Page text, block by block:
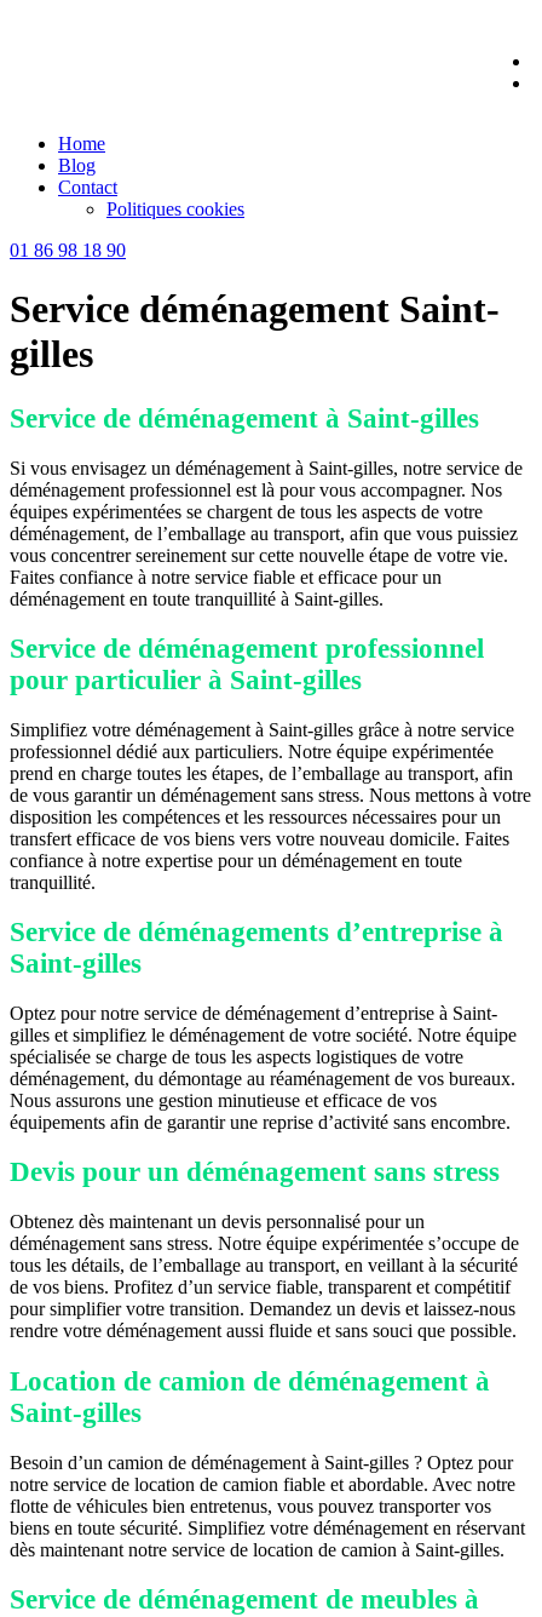
Home
Blog
Contact
Politiques cookies
01 86 98 18 90
Service déménagement Saint-
gilles
Service de déménagement à Saint-gilles
Si vous envisagez un déménagement à Saint-gilles, notre service de
déménagement professionnel est là pour vous accompagner. Nos
équipes expérimentées se chargent de tous les aspects de votre
déménagement, de l’emballage au transport, afin que vous puissiez
vous concentrer sereinement sur cette nouvelle étape de votre vie.
Faites confiance à notre service fiable et efficace pour un
déménagement en toute tranquillité à Saint-gilles.
Service de déménagement professionnel
pour particulier à Saint-gilles
Simplifiez votre déménagement à Saint-gilles grâce à notre service
professionnel dédié aux particuliers. Notre équipe expérimentée
prend en charge toutes les étapes, de l’emballage au transport, afin
de vous garantir un déménagement sans stress. Nous mettons à votre
disposition les compétences et les ressources nécessaires pour un
transfert efficace de vos biens vers votre nouveau domicile. Faites
confiance à notre expertise pour un déménagement en toute
tranquillité.
Service de déménagements d’entreprise à
Saint-gilles
Optez pour notre service de déménagement d’entreprise à Saint-
gilles et simplifiez le déménagement de votre société. Notre équipe
spécialisée se charge de tous les aspects logistiques de votre
déménagement, du démontage au réaménagement de vos bureaux.
Nous assurons une gestion minutieuse et efficace de vos
équipements afin de garantir une reprise d’activité sans encombre.
Devis pour un déménagement sans stress
Obtenez dès maintenant un devis personnalisé pour un
déménagement sans stress. Notre équipe expérimentée s’occupe de
tous les détails, de l’emballage au transport, en veillant à la sécurité
de vos biens. Profitez d’un service fiable, transparent et compétitif
pour simplifier votre transition. Demandez un devis et laissez-nous
rendre votre déménagement aussi fluide et sans souci que possible.
Location de camion de déménagement à
Saint-gilles
Besoin d’un camion de déménagement à Saint-gilles ? Optez pour
notre service de location de camion fiable et abordable. Avec notre
flotte de véhicules bien entretenus, vous pouvez transporter vos
biens en toute sécurité. Simplifiez votre déménagement en réservant
dès maintenant notre service de location de camion à Saint-gilles.
Service de déménagement de meubles à